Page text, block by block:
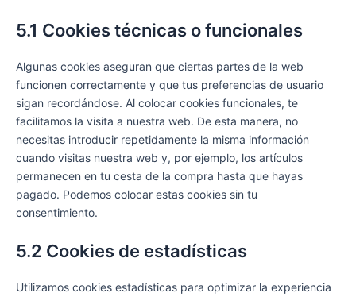
5.1 Cookies técnicas o funcionales
Algunas cookies aseguran que ciertas partes de la web
funcionen correctamente y que tus preferencias de usuario
sigan recordándose. Al colocar cookies funcionales, te
facilitamos la visita a nuestra web. De esta manera, no
necesitas introducir repetidamente la misma información
cuando visitas nuestra web y, por ejemplo, los artículos
permanecen en tu cesta de la compra hasta que hayas
pagado. Podemos colocar estas cookies sin tu
consentimiento.
5.2 Cookies de estadísticas
Utilizamos cookies estadísticas para optimizar la experiencia